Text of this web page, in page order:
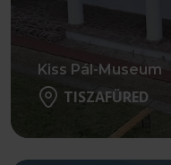
Kiss Pál-Museum
TISZAFÜRED